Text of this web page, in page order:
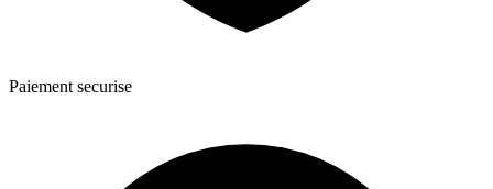
Paiement securise